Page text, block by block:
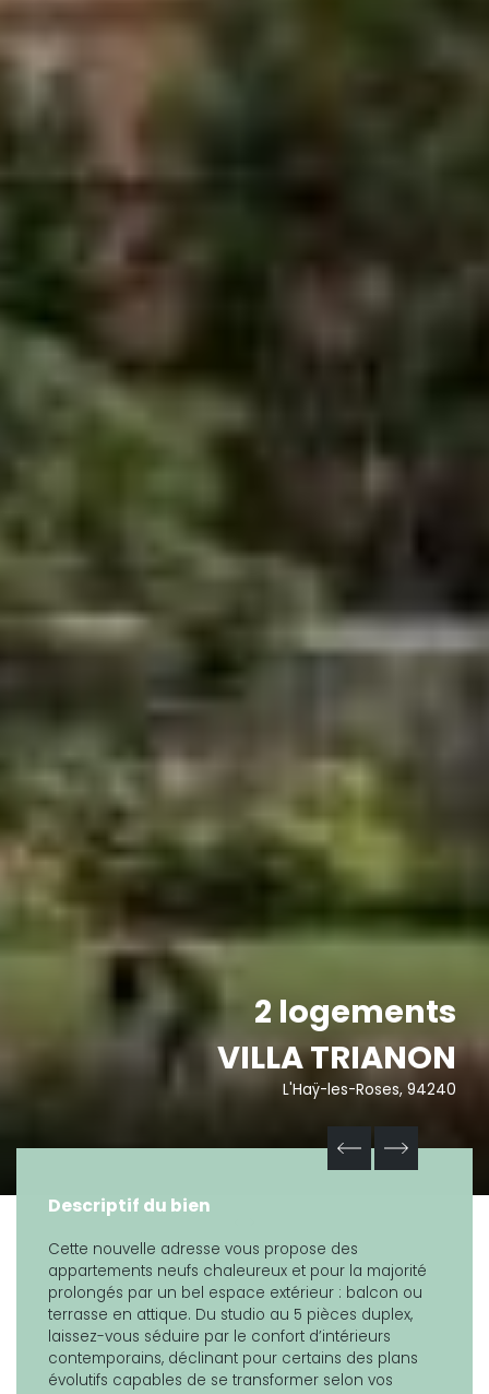
2 logements
VILLA TRIANON
L'Haÿ-les-Roses, 94240
Descriptif du bien
Cette nouvelle adresse vous propose des
appartements neufs chaleureux et pour la majorité
prolongés par un bel espace extérieur : balcon ou
terrasse en attique. Du studio au 5 pièces duplex,
laissez-vous séduire par le confort d’intérieurs
contemporains, déclinant pour certains des plans
évolutifs capables de se transformer selon vos